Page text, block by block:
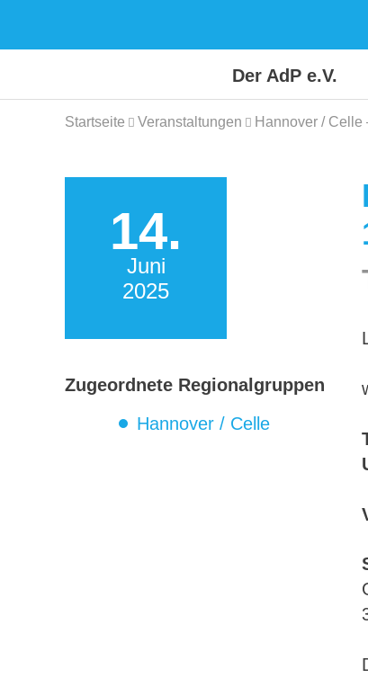
Der AdP e.V.
Startseite Veranstaltungen Hannover /
14.
Juni
2025
Zugeordnete Regionalgruppen
Hannover / Celle